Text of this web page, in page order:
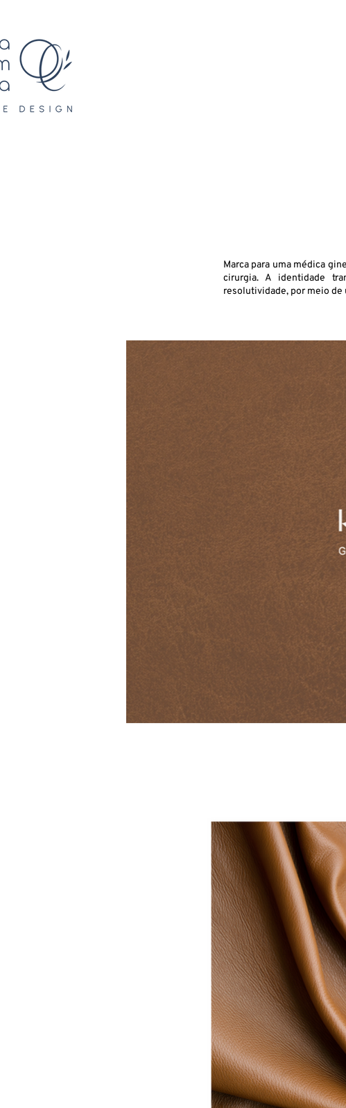
Marca para uma médica
cirurgia. A identidade
resolutividade, por meio de